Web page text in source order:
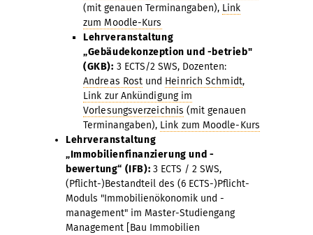
(mit genauen Terminangaben), Link
zum Moodle-Kurs
Lehrveranstaltung
„Gebäudekonzeption und -betrieb"
(GKB): 3 ECTS/2 SWS, Dozenten:
Andreas Rost und Heinrich Schmidt,
Link zur Ankündigung im
Vorlesungsverzeichnis (mit genauen
Terminangaben), Link zum Moodle-Kurs
Lehrveranstaltung
„Immobilienfinanzierung und -
bewertung“ (IFB): 3 ECTS / 2 SWS,
(Pflicht-)Bestandteil des (6 ECTS-)Pflicht-
Moduls "Immobilienökonomik und -
management" im Master-Studiengang
Management [Bau Immobilien